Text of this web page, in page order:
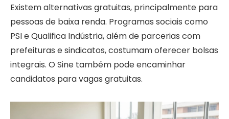
Existem alternativas gratuitas, principalmente para
pessoas de baixa renda. Programas sociais como
PSI e Qualifica Indústria, além de parcerias com
prefeituras e sindicatos, costumam oferecer bolsas
integrais. O Sine também pode encaminhar
candidatos para vagas gratuitas.